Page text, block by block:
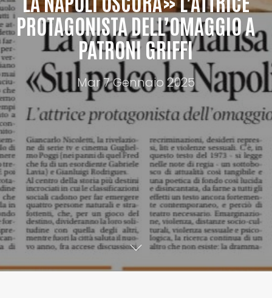
PROTAGONISTA DELL’OMAGGIO A
PATRONI GRIFFI
Mar 7 Gennaio 2025